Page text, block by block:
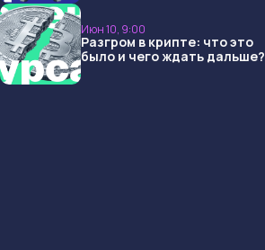
Июн 10, 9:00
Разгром в крипте: что это
было и чего ждать дальше?